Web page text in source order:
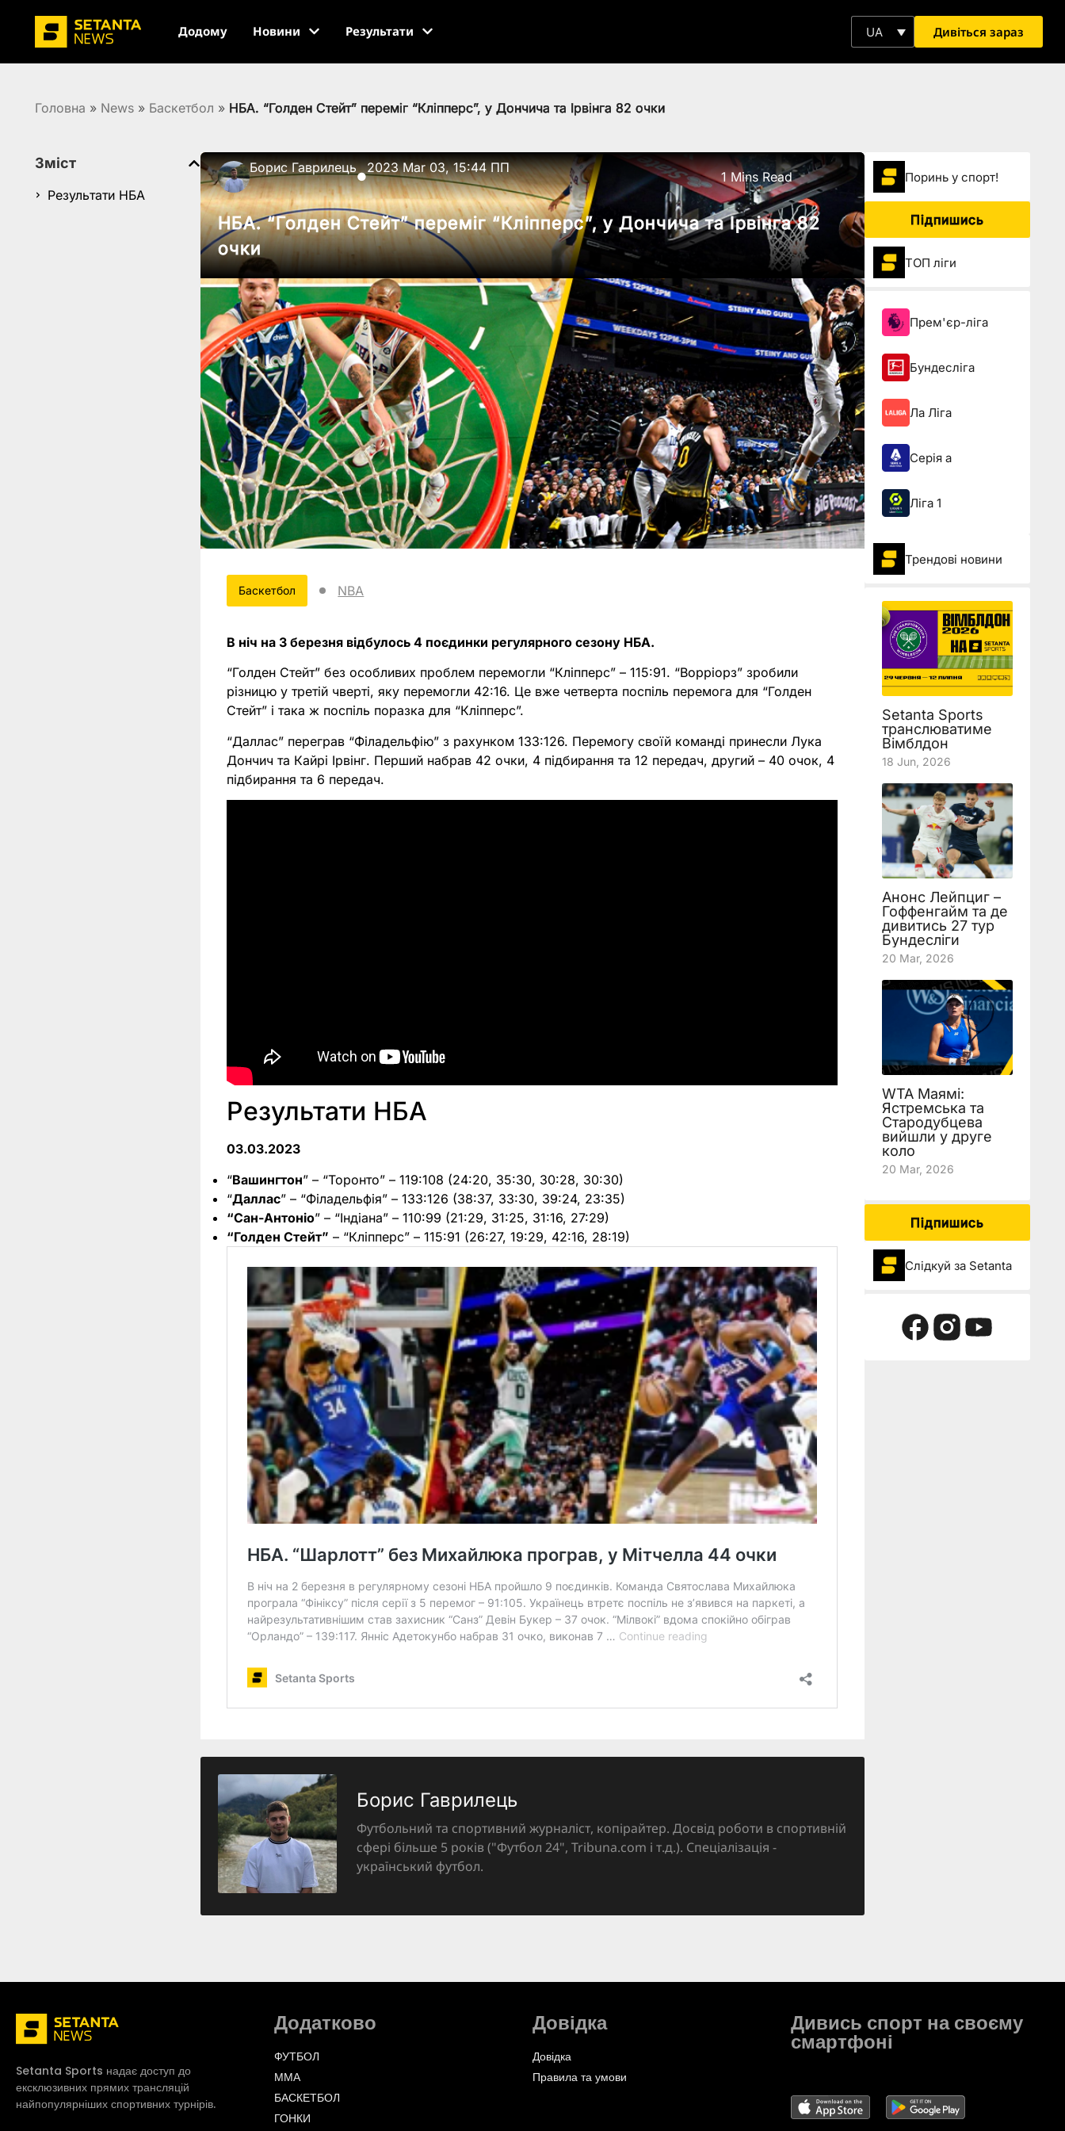
Додому Новини Результати UA Дивіться зараз
Головна » News » Баскетбол » НБА. “Голден Стейт” переміг “Кліпперс”, у Дончича та Ірвінга 82 очки
Зміст
Результати НБА
Борис Гаврилець
●
2023 Mar 03, 15:44 ПП
1 Mins Read
НБА. “Голден Стейт” переміг “Кліпперс”, у Дончича та Ірвінга 82
очки
Баскетбол NBA
В ніч на 3 березня відбулось 4 поєдинки регулярного сезону НБА.
“Голден Стейт” без особливих проблем перемогли “Кліпперс” – 115:91. “Ворріорз” зробили
різницю у третій чверті, яку перемогли 42:16. Це вже четверта поспіль перемога для “Голден
Стейт” і така ж поспіль поразка для “Кліпперс”.
“Даллас” переграв “Філадельфію” з рахунком 133:126. Перемогу своїй команді принесли Лука
Дончич та Кайрі Ірвінг. Перший набрав 42 очки, 4 підбирання та 12 передач, другий – 40 очок, 4
підбирання та 6 передач.
Результати НБА
03.03.2023
“Вашингтон” – “Торонто” – 119:108 (24:20, 35:30, 30:28, 30:30)
“Даллас” – “Філадельфія” – 133:126 (38:37, 33:30, 39:24, 23:35)
“Сан-Антоніо” – “Індіана” – 110:99 (21:29, 31:25, 31:16, 27:29)
“Голден Стейт” – “Кліпперс” – 115:91 (26:27, 19:29, 42:16, 28:19)
Борис Гаврилець
Футбольний та спортивний журналіст, копірайтер. Досвід роботи в спортивній
сфері більше 5 років ("Футбол 24", Tribuna.com і т.д.). Спеціалізація -
український футбол.
Поринь у спорт!
Підпишись
ТОП ліги
Прем'єр-ліга
Бундесліга
Ла Ліга
Серія а
Ліга 1
Трендові новини
Setanta Sports
транслюватиме
Вімблдон
18 Jun, 2026
Анонс Лейпциг –
Гоффенгайм та де
дивитись 27 тур
Бундесліги
20 Mar, 2026
WTA Маямі:
Ястремська та
Стародубцева
вийшли у друге
коло
20 Mar, 2026
Підпишись
Слідкуй за Setanta
Setanta Sports надає доступ до
ексклюзивних прямих трансляцій
найпопулярніших спортивних турнірів.
Додатково
ФУТБОЛ
ММА
БАСКЕТБОЛ
ГОНКИ
Довідка
Довідка
Правила та умови
Дивись спорт на своєму
смартфоні